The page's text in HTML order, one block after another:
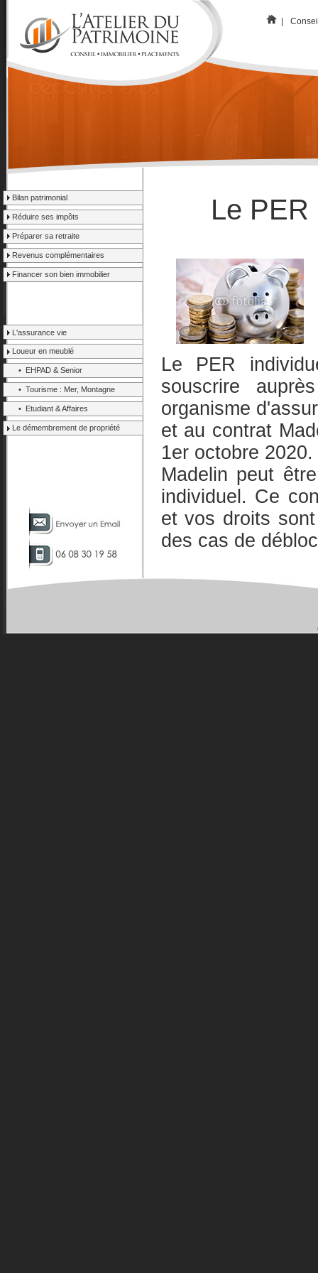
|
Bilan patrimonial Le PER
Le PER
souscrire
organisme
et au contrat
1er octobre
Madelin peut
individuel. Ce
et vos droits
des cas de
Réduire ses impôts
Préparer sa retraite
Revenus complémentaires
Financer son bien immobilier
L'assurance vie
Loueur en meublé
• EHPAD & Senior
• Tourisme : Mer, Montagne
• Etudiant & Affaires
Le démembrement de propriété